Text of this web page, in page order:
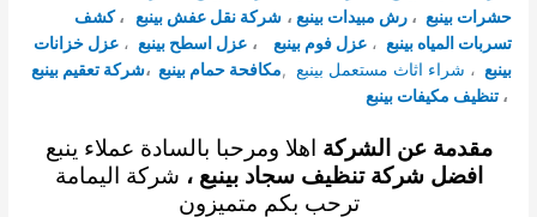
حشرات بينبع ، رش مبيدات بينبع ، شركة نقل عفش بينبع ،كشف
تسربات المياه بينبع ، عزل فوم بينبع ، عزل اسطح بينبع ، عزل خزانات
بينبع ، شراء اثاث مستعمل بينبع ,مكافحة حمام بينبع ،شركة تعقيم بينبع
،تنظيف مكيفات بينبع
مقدمة عن الشركة اهلا ومرحبا بالسادة عملاء ينبع
افضل شركة تنظيف سجاد بينبع ، شركة اليمامة
ترحب بكم متميزون